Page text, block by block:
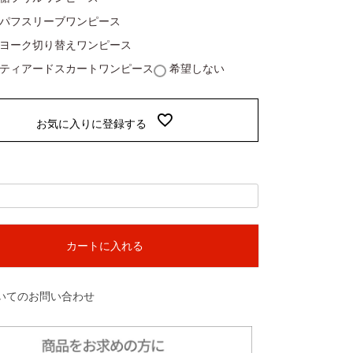
フスリーブワンピース
ーク切り替えワンピース
ィアードスカートワンピース
希望しない
お気に入りに登録する
カートに入れる
てのお問い合わせ